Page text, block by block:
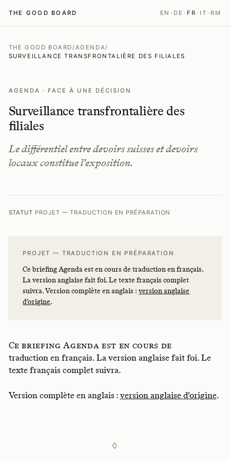
THE GOOD BOARD EN · DE · FR · IT · RM
THE GOOD BOARD/AGENDA/
SURVEILLANCE TRANSFRONTALIÈRE DES FILIALES
AGENDA · FACE À UNE DÉCISION
Surveillance transfrontalière des
filiales
Le différentiel entre devoirs suisses et devoirs
locaux constitue l’exposition.
STATUT PROJET — TRADUCTION EN PRÉPARATION
PROJET — TRADUCTION EN PRÉPARATION
Ce briefing Agenda est en cours de traduction en français.
La version anglaise fait foi. Le texte français complet
suivra. Version complète en anglais :version anglaise
d’origine.
Ce briefing Agenda est en cours de
traduction en français. La version anglaise fait foi. Le
texte français complet suivra.
Version complète en anglais : version anglaise d’origine.
◊